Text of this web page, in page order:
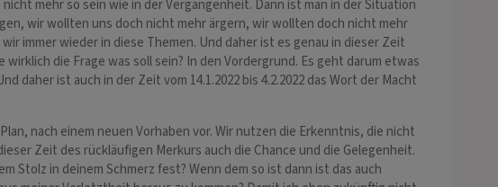
mehr so sein wie in der Vergangenheit. Dann ist man in der Situation
wir wollten uns doch nicht mehr ärgern, wir wollten doch nicht mehr
immer wieder in diese Themen. Und daher ist es genau in dieser Zeit
die Frage was soll sein? In den Vordergrund. Es geht darum etwas
ist auch in der Zeit vom 14.1.2022 bis 4.2.2022 das Wort der Macht
nach einem neuen Vorhaben vor. Wir nutzen die Erkenntnis, die nicht
Zeit des rückläufigen Merkurs auch die Chance und die Gelegenheit.
Stolz in deinem Schmerz fest? Wenn dem so ist dann ist das auch